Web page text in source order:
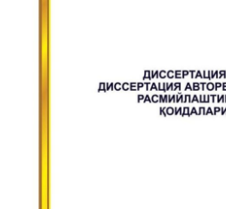
ГНМБ
История здравоохранения Узбекистана
Периодические издания